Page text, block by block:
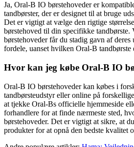
Ja, Oral-B IO børstehoveder er
tandbørster, der er designet til at bruge
Det er vigtigt at vælge den rigtige
børstehoved til din specifikke tandbørste.
børstehoveder får du stadig gavn af
fordele, uanset hvilken Oral-B tandbørste
Hvor kan jeg købe Oral-B IO
Oral-B IO børstehoveder kan købes i
tandbørsteudstyr eller online på
at tjekke Oral-Bs officielle hjemmeside
forhandlere for at finde nærmeste sted,
børstehoveder. Det er vigtigt at sikre, at
produkter for at opnå den bedste kvalitet